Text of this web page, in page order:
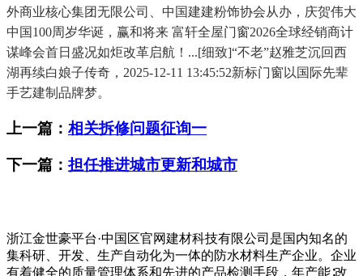
外商业核心集团无限公司、中国建建粉饰协会从办，庆贺伟大
中国100周岁华诞，赢和将来 富轩全屋门窗2026全球经销商计
谋峰会首日盛况如炬改革启航！...[细致]“不老”赵雅芝沉回西
湖再续白娘子传奇，2025-12-11 13:45:52新标门窗以国际先辈
手艺建制品牌梦。
上一篇： 相关拆修问题征询一
下一篇： 担任推进城市更新和城市
浙江金世豪平台·中国区官网建材科技有限公司是国内知名的
集科研、开发、生产自动化为一体的防水材料生产企业。企业
有着健全的质量管理体系和先进的产品检测手段，年产能∶改